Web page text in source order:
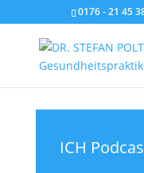
0176 - 21 45
ICH